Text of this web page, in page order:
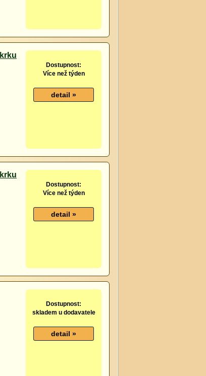
Dostupnost:
Více než týden
Dostupnost:
Více než týden
Dostupnost:
skladem u dodavatele